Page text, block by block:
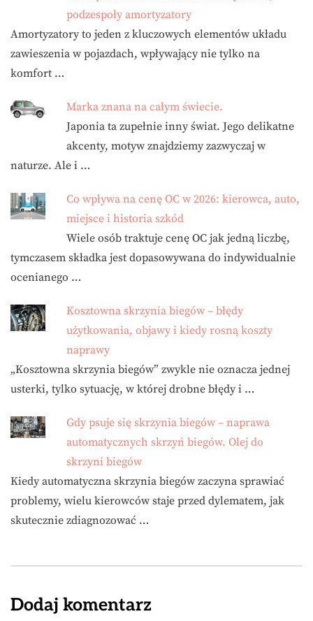
podzespoły amortyzatory
Amortyzatory to jeden z kluczowych elementów układu
zawieszenia w pojazdach, wpływający nie tylko na
komfort …
Marka znana na całym świecie.
Japonia ta zupełnie inny świat. Jego delikatne
akcenty, motyw znajdziemy zazwyczaj w
naturze. Ale i …
Co wpływa na cenę OC w 2026: kierowca, auto,
miejsce i historia szkód
Wiele osób traktuje cenę OC jak jedną liczbę,
tymczasem składka jest dopasowywana do indywidualnie
ocenianego …
Kosztowna skrzynia biegów – błędy
użytkowania, objawy i kiedy rosną koszty
naprawy
„Kosztowna skrzynia biegów” zwykle nie oznacza jednej
usterki, tylko sytuację, w której drobne błędy i …
Gdy psuje się skrzynia biegów – naprawa
automatycznych skrzyń biegów. Olej do
skrzyni biegów
Kiedy automatyczna skrzynia biegów zaczyna sprawiać
problemy, wielu kierowców staje przed dylematem, jak
skutecznie zdiagnozować …
Dodaj komentarz